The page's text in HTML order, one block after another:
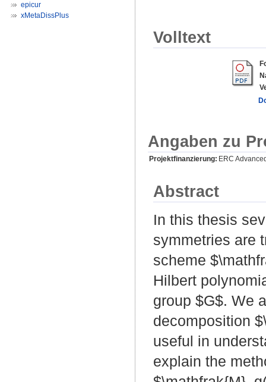
epicur
xMetaDissPlus
Volltext
Angaben zu
Projektfinanzierung: ERC
Abstract
In this thesis
symmetries are
scheme
Hilbert
group $G$. We
decomposition
useful in
explain the